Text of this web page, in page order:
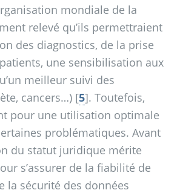
mondiale de la
relevé qu’ils permettraient
des diagnostics, de la prise
une sensibilisation aux
meilleur suivi des
cancers…)[5]. Toutefois,
pour une utilisation optimale
problématiques. Avant
du statut juridique mérite
s’assurer de la fiabilité de
la sécurité des données